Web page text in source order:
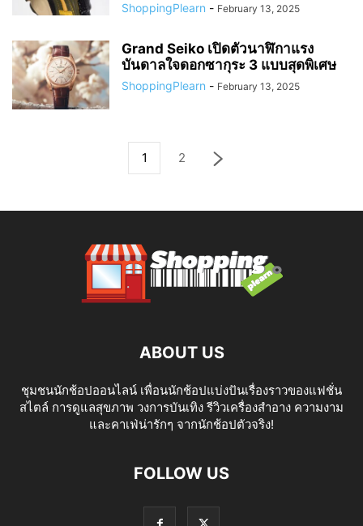
ShoppingPlearn - February 13, 2025
Grand Seiko เปิดตัวนาฬิกาแรง
บันดาลใจดอกซากุระ 3 แบบสุดพิเศษ
ShoppingPlearn - February 13, 2025
1 2
ABOUT US
ชุมชนนักช้อปออนไลน์ เพื่อนนักช้อปแบ่งปันเรื่องราวของแฟชั่น
สไตล์ การดูแลสุขภาพ วงการบันเทิง รีวิวเครื่องสำอาง ความงาม
และคาเฟ่น่ารักๆ จากนักช้อปตัวจริง!
FOLLOW US